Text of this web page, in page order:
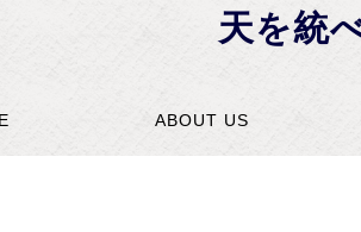
天を統
ABOUT US